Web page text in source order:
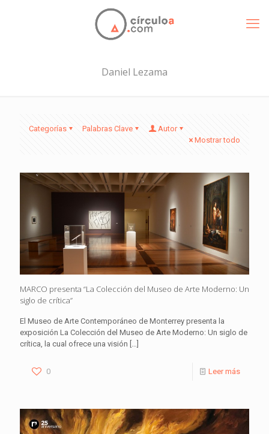
Daniel Lezama
Categorías Palabras Clave
Autor
Mostrar todo
MARCO presenta “La Colección del Museo de Arte Moderno: Un
siglo de crítica”
El Museo de Arte Contemporáneo de Monterrey presenta la
exposición La Colección del Museo de Arte Moderno: Un siglo de
crítica, la cual ofrece una visión
0 Leer más